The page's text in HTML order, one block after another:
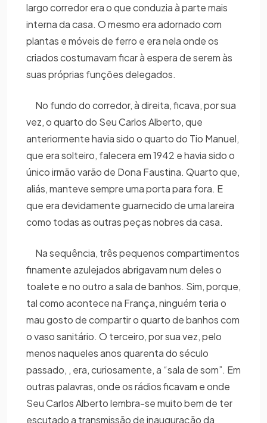
largo corredor era o que conduzia à parte mais
interna da casa. O mesmo era adornado com
plantas e móveis de ferro e era nela onde os
criados costumavam ficar à espera de serem às
suas próprias funções delegados.
No fundo do corredor, à direita, ficava, por sua
vez, o quarto do Seu Carlos Alberto, que
anteriormente havia sido o quarto do Tio Manuel,
que era solteiro, falecera em 1942 e havia sido o
único irmão varão de Dona Faustina. Quarto que,
aliás, manteve sempre uma porta para fora. E
que era devidamente guarnecido de uma lareira
como todas as outras peças nobres da casa.
Na sequência, três pequenos compartimentos
finamente azulejados abrigavam num deles o
toalete e no outro a sala de banhos. Sim, porque,
tal como acontece na França, ninguém teria o
mau gosto de compartir o quarto de banhos com
o vaso sanitário. O terceiro, por sua vez, pelo
menos naqueles anos quarenta do século
passado, , era, curiosamente, a “sala de som”. Em
outras palavras, onde os rádios ficavam e onde
Seu Carlos Alberto lembra-se muito bem de ter
escutado a transmissão de inauguração da